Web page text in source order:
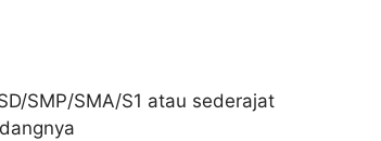
SMP/SMA/S1 atau sederajat